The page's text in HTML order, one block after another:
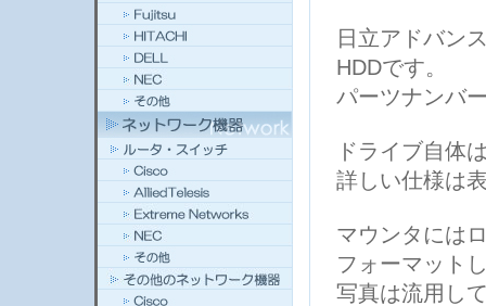
日立アドバン
HDDです。
パーツナンバ
ドライブ自体
詳しい仕様は
マウンタには
フォーマット
写真は流用し